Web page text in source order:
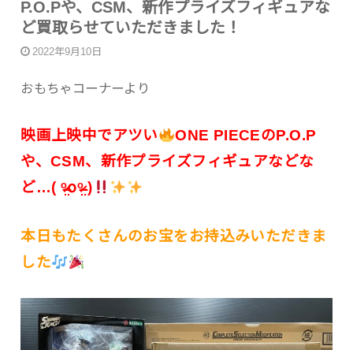
P.O.Pや、CSM、新作プライズフィギュアな
ど買取らせていただきました！
2022年9月10日
おもちゃコーナーより
映画上映中でアツい
ONE PIECEのP.O.P
や、CSM、新作プライズフィギュアなどな
ど…( ᵒ̴̶̷̤໐ᵒ̴̶̷̤ )
本日もたくさんのお宝をお持込みいただきま
した